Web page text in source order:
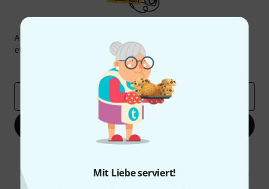
Mit Liebe serviert!
Abonniere den Thomann Newsletter und gewinne mit
etwas Glück einen von
50 Gutscheinen
Inspirierende Beiträge
Deals
Jetzt anmelden
Abmeldung ist jederzeit möglich. Weitere Informationen finden Sie in